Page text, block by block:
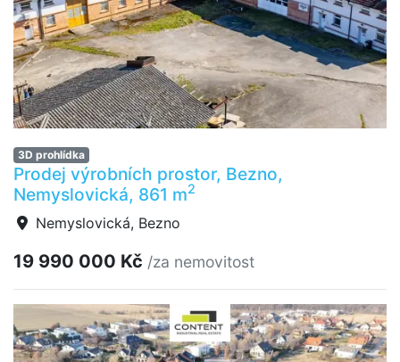
3D prohlídka
Prodej výrobních prostor, Bezno,
Nemyslovická, 861 m2
Nemyslovická, Bezno
19 990 000 Kč /za nemovitost